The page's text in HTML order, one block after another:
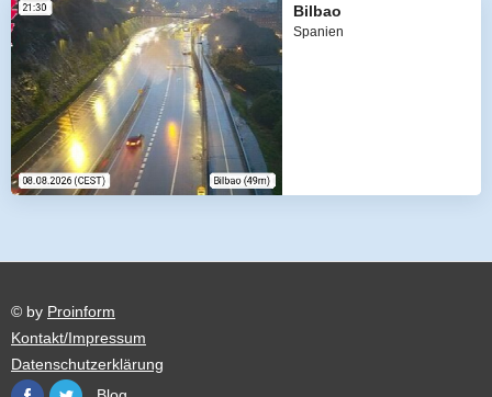
Bilbao
Spanien
© by Proinform
Kontakt/Impressum
Datenschutzerklärung